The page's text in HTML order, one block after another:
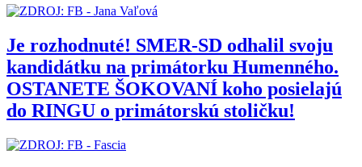
Je rozhodnuté! SMER-SD odhalil svoju
kandidátku na primátorku Humenného.
OSTANETE ŠOKOVANÍ koho posielajú
do RINGU o primátorskú stoličku!